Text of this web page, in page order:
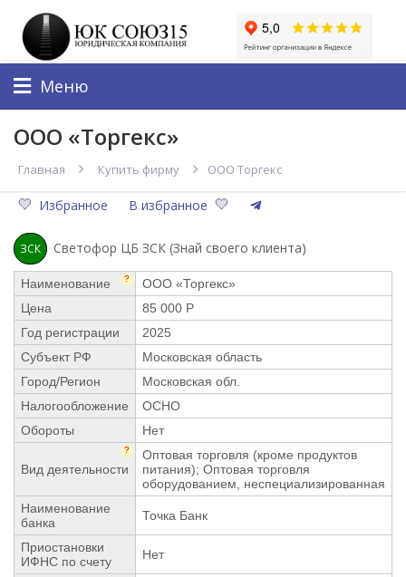
Меню
ООО «Торгекс»
Главная Купить фирму ООО Торгекс
Избранное В избранное
ЗСК Светофор ЦБ ЗСК (Знай своего клиента)
Наименование ?
ООО «Торгекс»
Цена
85 000 Р
Год регистрации
2025
Субъект РФ
Московская область
Город/Регион
Московская обл.
Налогообложение
ОСНО
Обороты
Нет
Вид деятельности
?
Оптовая торговля (кроме продуктов
питания); Оптовая торговля
оборудованием, неспециализированная
Наименование
банка
Точка Банк
Приостановки
ИФНС по счету
Нет